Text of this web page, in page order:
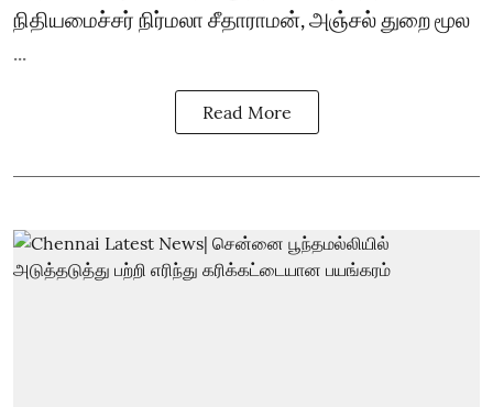
நிதியமைச்சர் நிர்மலா சீதாராமன், அஞ்சல் துறை மூல
...
Read More